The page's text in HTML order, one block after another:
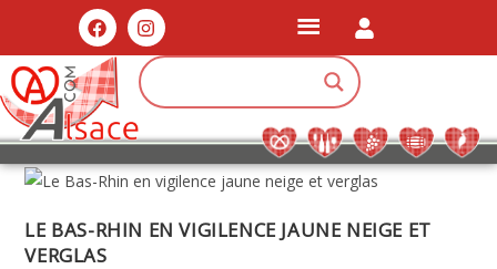
LE BAS-RHIN EN VIGILENCE JAUNE NEIGE ET
VERGLAS